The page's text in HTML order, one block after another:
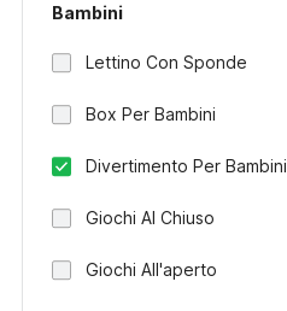
Bambini
Lettino Con Sponde
Box Per Bambini
Divertimento Per Bambini
Giochi Al Chiuso
Giochi All'aperto